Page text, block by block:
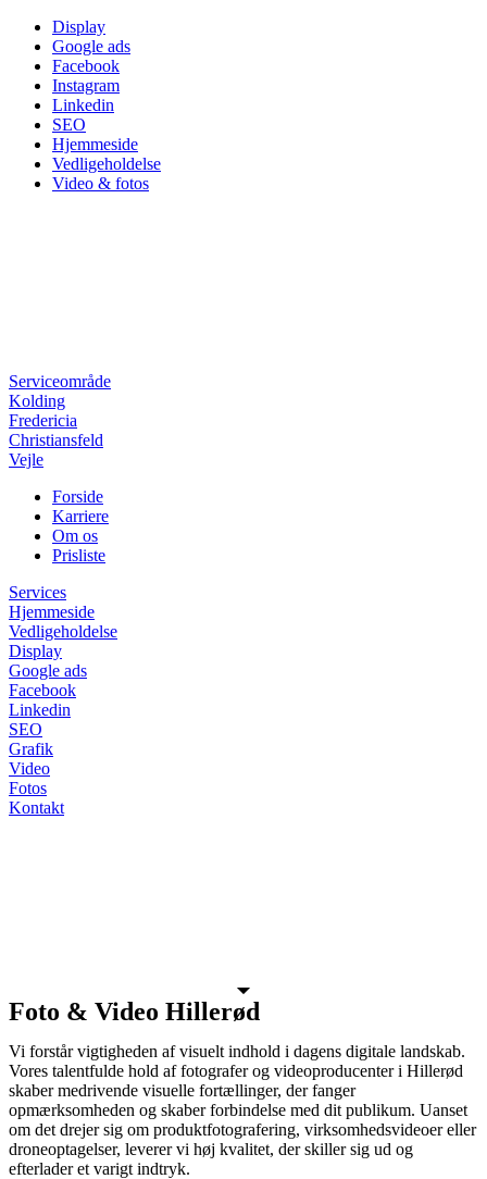
Skip
content
Display
Google ads
Facebook
Instagram
Linkedin
SEO
Hjemmeside
Vedligeholdelse
Video & fotos
Serviceområde
Kolding
Fredericia
Christiansfeld
Vejle
Forside
Karriere
Om os
Prisliste
Services
Hjemmeside
Vedligeholdelse
Display
Google ads
Facebook
Linkedin
SEO
Grafik
Video
Fotos
Kontakt
Foto & Video Hillerød
Vi forstår vigtigheden af visuelt indhold i dagens digitale landskab.
Vores talentfulde hold af fotografer og videoproducenter i Hillerød
skaber medrivende visuelle fortællinger, der fanger
opmærksomheden og skaber forbindelse med dit publikum. Uanset
om det drejer sig om produktfotografering, virksomhedsvideoer eller
droneoptagelser, leverer vi høj kvalitet, der skiller sig ud og
efterlader et varigt indtryk.